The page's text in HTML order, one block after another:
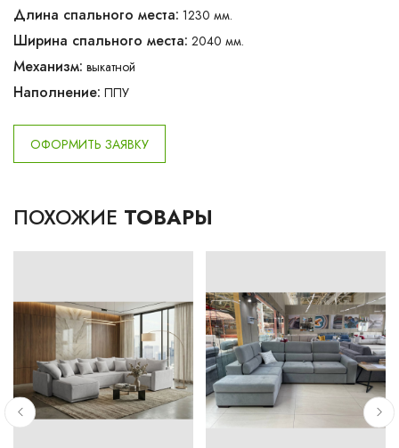
Длина спального места: 1230 мм.
Ширина спального места: 2040 мм.
Механизм: выкатной
Наполнение: ППУ
ОФОРМИТЬ ЗАЯВКУ
ПОХОЖИЕ ТОВАРЫ